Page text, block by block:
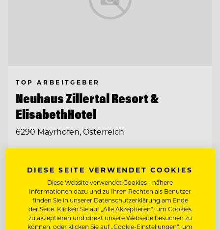
TOP ARBEITGEBER
Neuhaus Zillertal Resort &
ElisabethHotel
6290 Mayrhofen, Österreich
LEHRLING HOTEL- UND
GASTGEWERBEASSISTENT (M/D/W) HGA
Entdecke alle Jobs
DIESE SEITE VERWENDET COOKIES
Diese Website verwendet Cookies - nähere
Informationen dazu und zu Ihren Rechten als Benutzer
finden Sie in unserer Datenschutzerklärung am Ende
der Seite. Klicken Sie auf „Alle Akzeptieren“, um Cookies
zu akzeptieren und direkt unsere Webseite besuchen zu
können, oder klicken Sie auf „Cookie-Einstellungen“, um